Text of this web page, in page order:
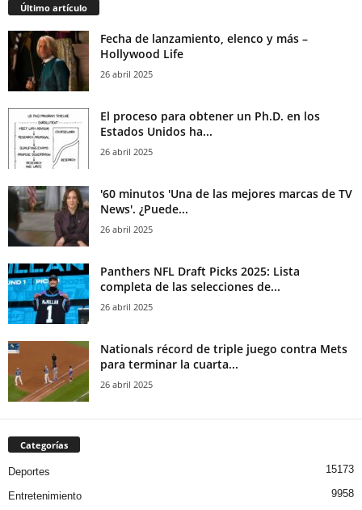
Último artículo
Fecha de lanzamiento, elenco y más –
Hollywood Life
26 abril 2025
El proceso para obtener un Ph.D. en los
Estados Unidos ha...
26 abril 2025
'60 minutos 'Una de las mejores marcas de TV
News'. ¿Puede...
26 abril 2025
Panthers NFL Draft Picks 2025: Lista
completa de las selecciones de...
26 abril 2025
Nationals récord de triple juego contra Mets
para terminar la cuarta...
26 abril 2025
Categorías
Deportes 15173
Entretenimiento 9958